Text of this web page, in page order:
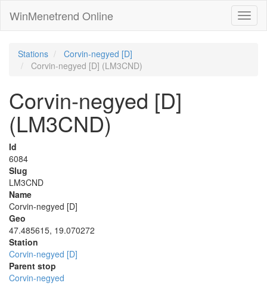
WinMenetrend Online
Stations
Corvin-negyed [D]
Corvin-negyed [D] (LM3CND)
Corvin-negyed [D]
(LM3CND)
Id
6084
Slug
LM3CND
Name
Corvin-negyed [D]
Geo
47.485615, 19.070272
Station
Corvin-negyed [D]
Parent stop
Corvin-negyed